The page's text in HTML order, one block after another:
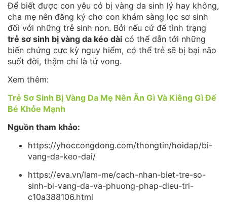
Để biết được con yêu có bị vàng da sinh lý hay không,
cha mẹ nên đăng ký cho con khám sàng lọc sơ sinh
đối với những trẻ sinh non. Bởi nếu cứ để tình trạng
trẻ sơ sinh bị vàng da kéo dài có thể dẫn tới những
biến chứng cực kỳ nguy hiểm, có thể trẻ sẽ bị bại não
suốt đời, thậm chí là tử vong.
Xem thêm:
Trẻ Sơ Sinh Bị Vàng Da Mẹ Nên Ăn Gì Và Kiêng Gì Để
Bé Khỏe Mạnh
Nguồn tham khảo:
https://yhoccongdong.com/thongtin/hoidap/bi-
vang-da-keo-dai/
https://eva.vn/lam-me/cach-nhan-biet-tre-so-
sinh-bi-vang-da-va-phuong-phap-dieu-tri-
c10a388106.html